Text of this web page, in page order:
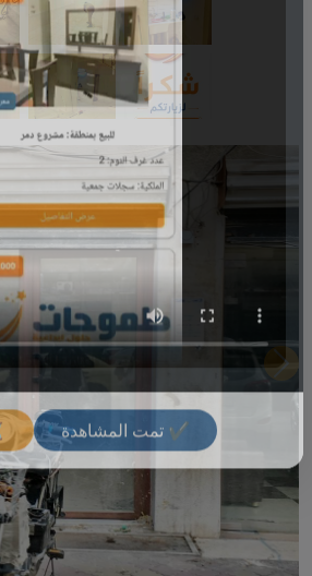
✔ تمت المشاهدة